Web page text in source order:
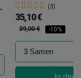
(3)
35,10 €
39,00 € -10%